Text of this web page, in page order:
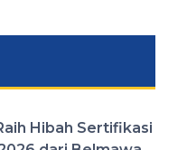
Hibah Sertifikasi